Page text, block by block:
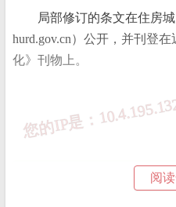
局部修订的条文在住房
hurd.gov.cn）公开，并刊登
化》刊物上。
《建筑抗震设计规
阅